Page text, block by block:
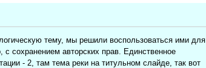
тему, мы решили воспользоваться ими для
с сохранением авторских прав. Единственное
- 2, там тема реки на титульном слайде, так вот